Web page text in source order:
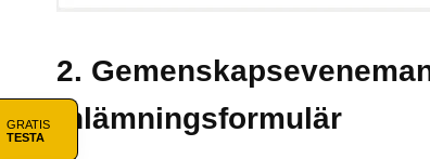
GRATIS
TESTA
2.
inlämningsformulär